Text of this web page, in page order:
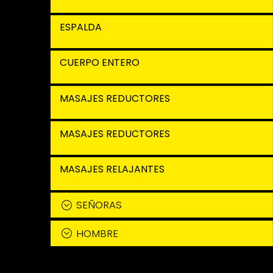
ESPALDA
CUERPO ENTERO
MASAJES REDUCTORES
MASAJES REDUCTORES
MASAJES RELAJANTES
SEÑORAS
HOMBRE